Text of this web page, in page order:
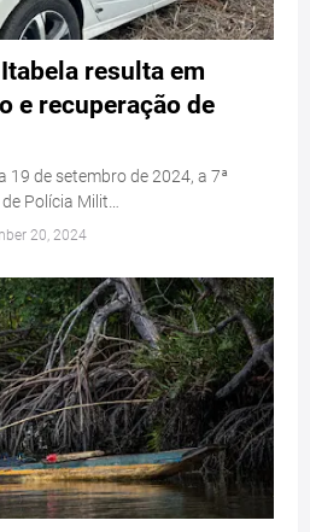
resulta em
e recuperação de
de setembro de 2024, a 7ª
Polícia Milit…
20, 2024